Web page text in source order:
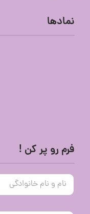
نمادها
فرم رو پر کن !
ن
م